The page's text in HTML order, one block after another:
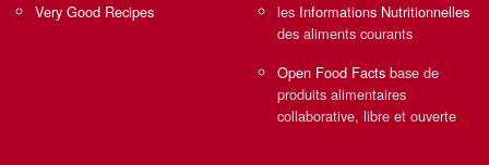
Very Good Recipes
les Informations Nutritionnelles
des aliments courants
Open Food Facts base de
produits alimentaires
collaborative, libre et ouverte